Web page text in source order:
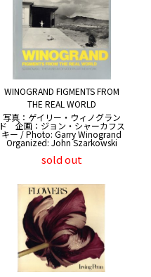
WINOGRAND FIGMENTS FROM
THE REAL WORLD
写真：ゲイリー・ウィノグラン
ド 企画：ジョン・シャーカフス
キー / Photo: Garry Winogrand
Organized: John Szarkowski
sold out